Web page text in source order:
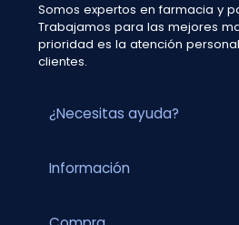
Somos expertos en farmacia y
Trabajamos para las mejores
prioridad es la atención
clientes.
¿Necesitas ayuda?
Información